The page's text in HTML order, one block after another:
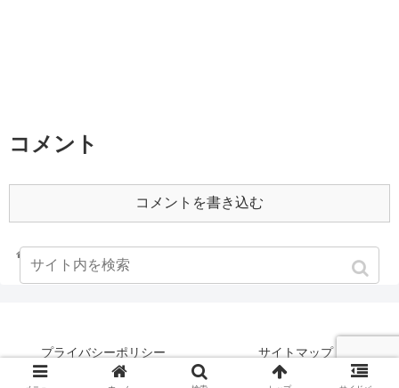
コメント
コメントを書き込む
プライバシーポリシー サイトマップ
©何もなさなかった男の記録